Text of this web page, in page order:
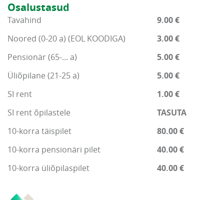
Osalustasud
Tavahind
9.00 €
Noored (0-20 a) (EOL KOODIGA)
3.00 €
Pensionär (65-... a)
5.00 €
Üliõpilane (21-25 a)
5.00 €
SI rent
1.00 €
SI rent õpilastele
TASUTA
10-korra täispilet
80.00 €
10-korra pensionäri pilet
40.00 €
10-korra üliõpilaspilet
40.00 €